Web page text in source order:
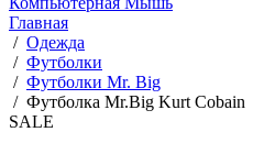
Главная
/ Одежда
/ Футболки
/ Футболки Mr. Big
/ Футболка Mr.Big Kurt Cobain
SALE